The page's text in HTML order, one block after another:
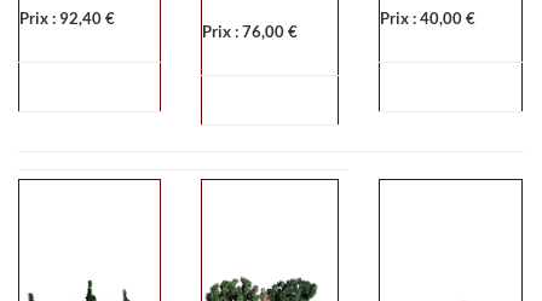
Prix : 92,40 €
Prix : 76,00 €
Prix : 40,00 €